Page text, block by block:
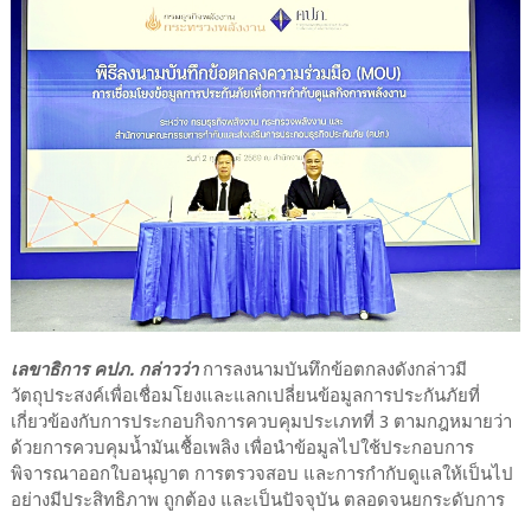
เลขาธิการ คปภ. กล่าวว่า การลงนามบันทึกข้อตกลงดังกล่าวมี
วัตถุประสงค์เพื่อเชื่อมโยงและแลกเปลี่ยนข้อมูลการประกันภัยที่
เกี่ยวข้องกับการประกอบกิจการควบคุมประเภทที่ 3 ตามกฎหมายว่า
ด้วยการควบคุมน้ำมันเชื้อเพลิง เพื่อนำข้อมูลไปใช้ประกอบการ
พิจารณาออกใบอนุญาต การตรวจสอบ และการกำกับดูแลให้เป็นไป
อย่างมีประสิทธิภาพ ถูกต้อง และเป็นปัจจุบัน ตลอดจนยกระดับการ